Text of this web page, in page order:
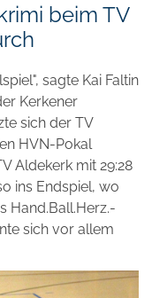
beim TV
sagte Kai Faltin
Kerkener
sich der TV
HVN-Pokal
Aldekerk mit 29:28
ins Endspiel, wo
Hand.Ball.Herz.-
sich vor allem